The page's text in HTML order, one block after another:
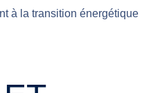
à la transition énergétique